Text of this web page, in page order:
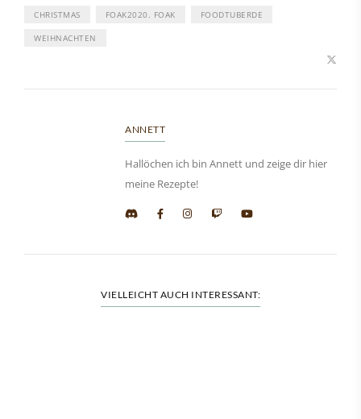
CHRISTMAS FOAK2020. FOAK FOODTUBERDE
WEIHNACHTEN
ANNETT
Hallöchen ich bin Annett und zeige dir hier
meine Rezepte!
VIELLEICHT AUCH INTERESSANT: